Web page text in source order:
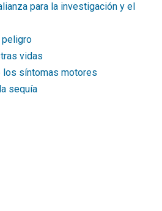
para la investigación y el
peligro
vidas
los síntomas motores
sequía